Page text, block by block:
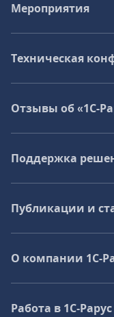
Мероприятия
Техническая
Отзывы об «1С-
Поддержка
Публикации и
О компании 1C-
Работа в 1С‑Рарус